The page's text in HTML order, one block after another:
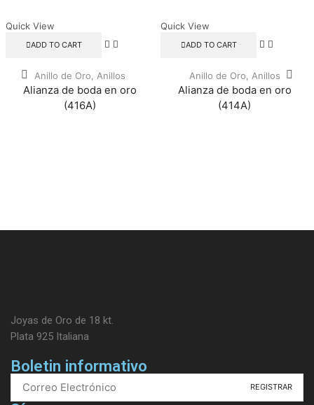
Quick View
ADD TO CART
Anillo de Oro Anillos
Alianza de boda en oro
(416A)
Quick View
ADD TO CART
Anillo de Oro Anillos
Alianza de boda en oro
(414A)
Joyas de Oro de 18 kt.
Plata 925 Italiana
Boletin informativo